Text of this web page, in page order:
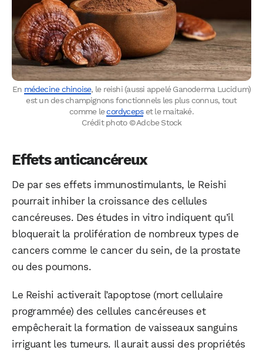
En médecine chinoise, le reishi (aussi appelé Ganoderma Lucidum)
est un des champignons fonctionnels les plus connus, tout
comme lecordycepset le maitaké.
Crédit photo © Adobe Stock
Effets anticancéreux
De par ses effets immunostimulants, le Reishi
pourrait inhiber la croissance des cellules
cancéreuses. Des études in vitro indiquent qu’il
bloquerait la prolifération de nombreux types de
cancers comme le cancer du sein, de la prostate
ou des poumons.
Le Reishi activerait l’apoptose (mort cellulaire
programmée) des cellules cancéreuses et
empêcherait la formation de vaisseaux sanguins
irriguant les tumeurs. Il aurait aussi des propriétés